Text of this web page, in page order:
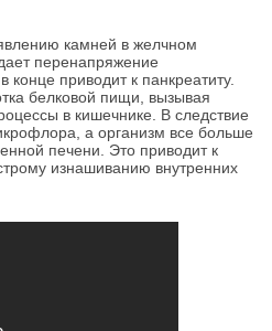
камней в желчном
перенапряжение
приводит к панкреатиту.
белковой пищи, вызывая
в кишечнике. В следствие
а организм все больше
печени. Это приводит к
изнашиванию внутренних